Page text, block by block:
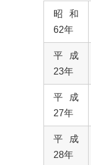
昭和
62年
平成
23年
平成
27年
平成
28年